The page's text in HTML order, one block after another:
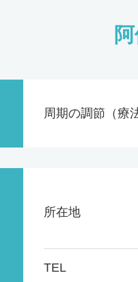
周期の調節（療
所在地
TEL